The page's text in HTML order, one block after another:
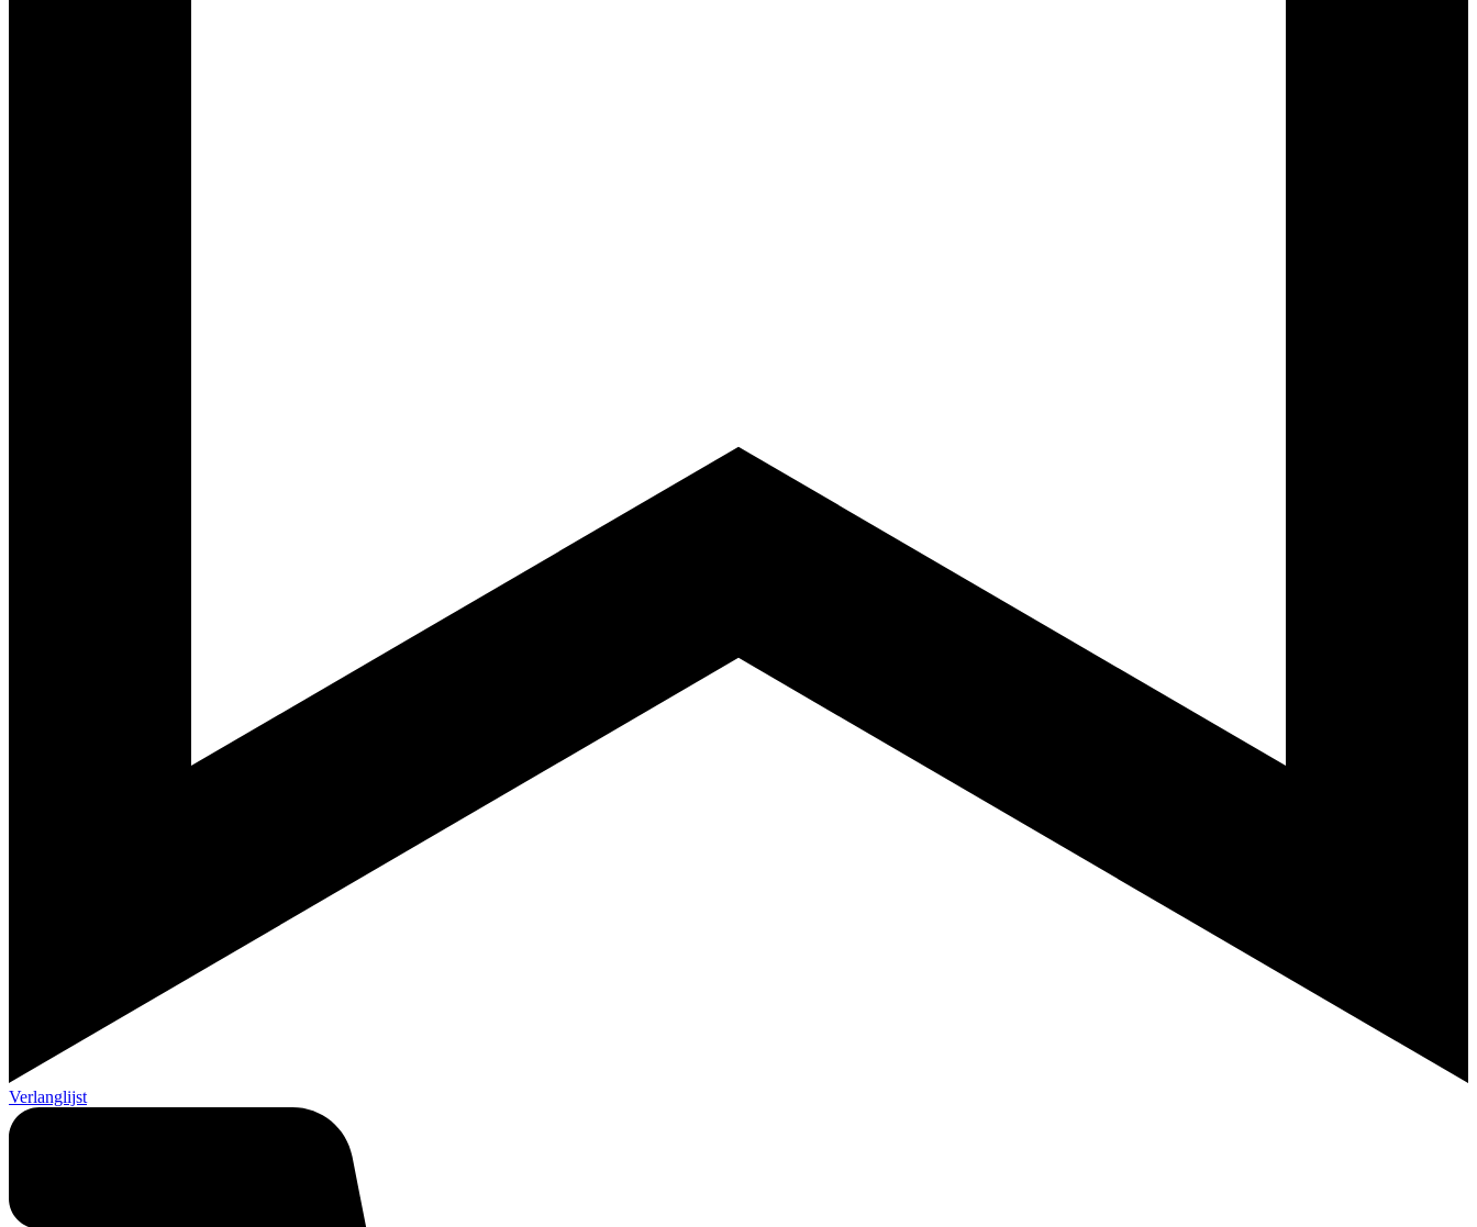
Verlanglijst